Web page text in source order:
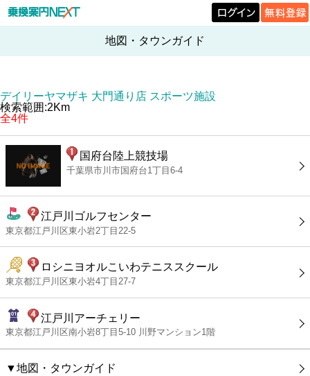
地図・タウンガイド
デイリーヤマザキ 大門通り店 スポーツ施設
検索範囲:2Km
全4件
国府台陸上競技場
千葉県市川市国府台1丁目6-4
江戸川ゴルフセンター
東京都江戸川区東小岩2丁目22-5
ロシニヨオルこいわテニススクール
東京都江戸川区東小岩4丁目27-7
江戸川アーチェリー
東京都江戸川区南小岩8丁目5-10 川野マンション1階
▼地図・タウンガイド